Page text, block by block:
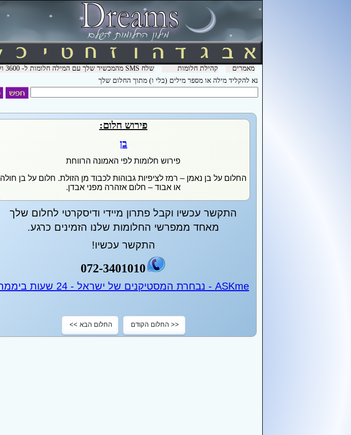
מאמרים קהילת חלומות
שלח SMS מהמכשיר שלך עם המילה חלומות ל- 3600 וקבל לינק לפירוש חלומות בסלולר
נא להקליד מילה או מספר מילים (בלי ו) מתוך החלום שלך
פירוש חלום:
בן
פירוש חלומות לפי האמונה הרווחת
החלום על בן נאמן – רמז לציפיות גבוהות לכבוד מן הזולת. חלום על בן חולה
או אבוד – חלום אזהרה מפני אבדן.
התקשר עכשיו וקבל פתרון מיידי ודיסקרטי לחלום שלך
מאחד ממפרשי החלומות שלנו הזמינים כרגע.
התקשר עכשיו!
072-3401010
ASKme - נבחרת המסטיקנים של ישראל - 24 שעות ביממה
<< החלום הקודם החלום הבא >>